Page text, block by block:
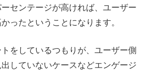
センテージが高ければ、ユーザー
ったということになります。
をしているつもりが、ユーザー側
していないケースなどエンゲージ